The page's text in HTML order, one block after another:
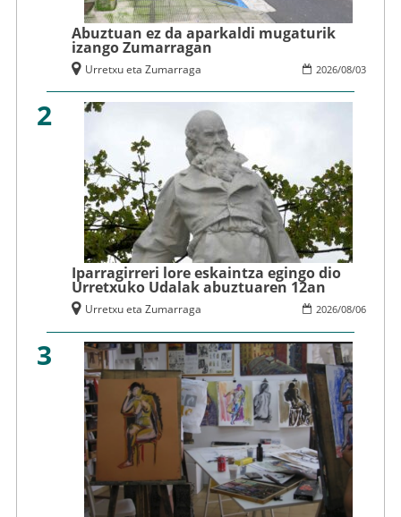
Abuztuan ez da aparkaldi mugaturik
izango Zumarragan
2026/08/03
Urretxu eta Zumarraga
2
Iparragirreri lore eskaintza egingo dio
Urretxuko Udalak abuztuaren 12an
2026/08/06
Urretxu eta Zumarraga
3